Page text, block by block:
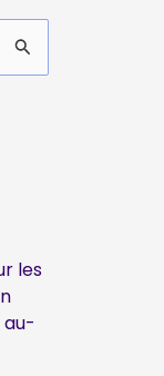
les